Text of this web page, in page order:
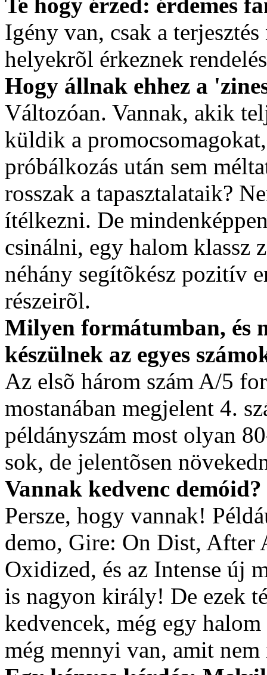
Igény van, csak a
helyekrõl érkeznek
Hogy állnak ehhez a
Változóan. Vannak, akik
küldik a
próbálkozás után sem
rosszak a tapasztalataik?
ítélkezni. De
csinálni, egy halom klassz
néhány segítõkész pozitív
részeirõl.
Milyen formátumban, és
készülnek az egyes
Az elsõ három szám A/5
mostanában megjelent 4.
példányszám most olyan
sok, de jelentõsen
Vannak kedvenc
Persze, hogy vannak!
demo, Gire: On Dist,
Oxidized, és az Intense új
is nagyon király! De ezek
kedvencek, még egy
még mennyi van, amit